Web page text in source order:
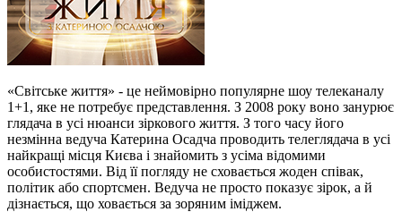
«Світське життя» - це неймовірно популярне шоу телеканалу
1+1, яке не потребує представлення. З 2008 року воно занурює
глядача в усі нюанси зіркового життя. З того часу його
незмінна ведуча Катерина Осадча проводить телеглядача в усі
найкращі місця Києва і знайомить з усіма відомими
особистостями. Від її погляду не сховається жоден співак,
політик або спортсмен. Ведуча не просто показує зірок, а й
дізнається, що ховається за зоряним іміджем.